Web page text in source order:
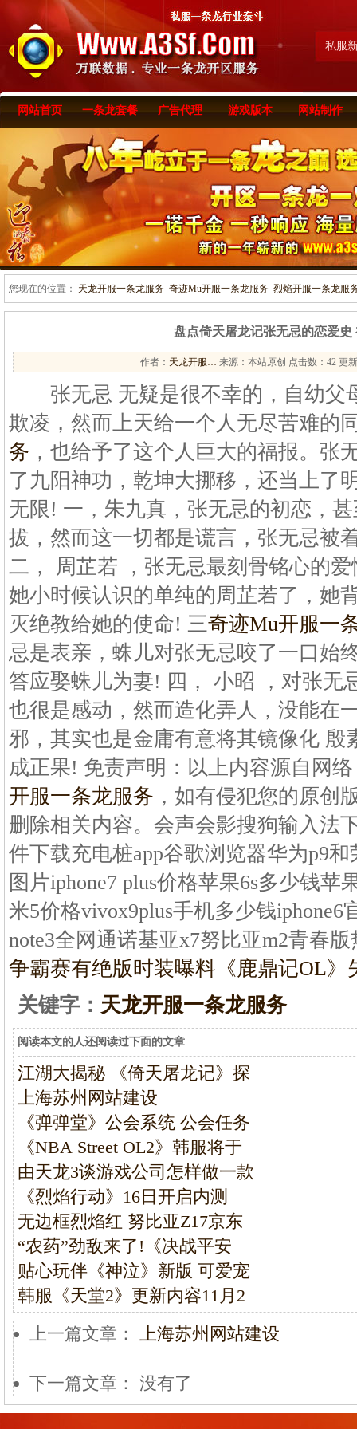
私服
网站首页 一条龙套餐 广告代理 游戏版本 网站制作
您现在的位置： 天龙开服一条龙服务_奇迹Mu开服一条龙服务_烈焰开服一条龙服
盘点倚天屠龙记张无忌的恋爱史
作者： 天龙开服… 来源：本站原创 点击数： 42 更
张无忌 无疑是很不幸的，自幼父
欺凌，然而上天给一个人无尽苦难的
务 ，也给予了这个人巨大的福报。张
了九阳神功，乾坤大挪移，还当上了
无限! 一，朱九真，张无忌的初恋，
拔，然而这一切都是谎言，张无忌被
二， 周芷若 ，张无忌最刻骨铭心的
她小时候认识的单纯的周芷若了，她
灭绝教给她的使命! 三奇迹Mu开服一
忌是表亲，蛛儿对张无忌咬了一口始
答应娶蛛儿为妻! 四， 小昭 ，对张无
也很是感动，然而造化弄人，没能在
邪，其实也是金庸有意将其镜像化 殷
成正果! 免责声明：以上内容源自网
开服一条龙服务 ，如有侵犯您的原创
删除相关内容。会声会影搜狗输入法
件下载充电桩app谷歌浏览器华为p9
图片iphone7 plus价格苹果6s多少钱苹
米5价格vivox9plus手机多少钱iphone6
note3全网通诺基亚x7努比亚m2青春
争霸赛有绝版时装曝料《鹿鼎记OL》
关键字： 天龙开服一条龙服务
阅读本文的人还阅读过下面的文章
江湖大揭秘 《倚天屠龙记》探
上海苏州网站建设
《弹弹堂》公会系统 公会任务
《NBA Street OL2》韩服将于
由天龙3谈游戏公司怎样做一款
《烈焰行动》16日开启内测
无边框烈焰红 努比亚Z17京东
“农药”劲敌来了!《决战平安
贴心玩伴《神泣》新版 可爱宠
韩服《天堂2》更新内容11月2
上一篇文章： 上海苏州网站建设
下一篇文章： 没有了